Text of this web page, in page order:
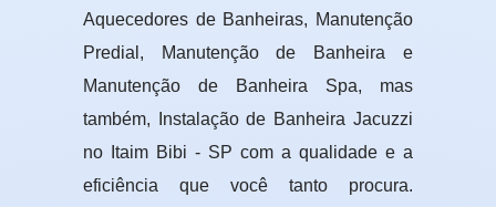
Aquecedores de Banheiras, Manutenção
Predial, Manutenção de Banheira e
Manutenção de Banheira Spa, mas
também, Instalação de Banheira Jacuzzi
no Itaim Bibi - SP com a qualidade e a
eficiência que você tanto procura.